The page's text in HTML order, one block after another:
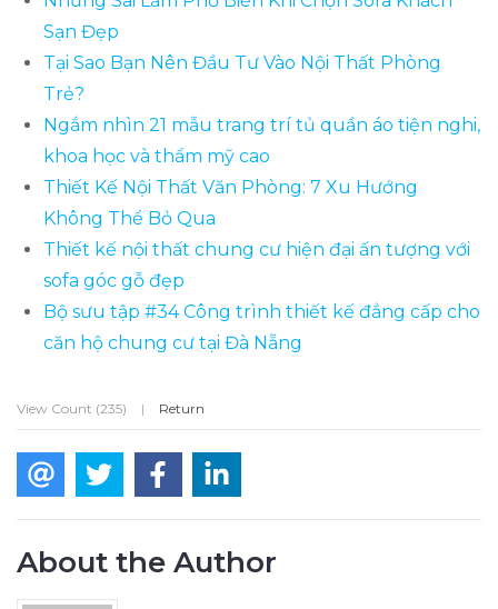
Sạn Đẹp
Tại Sao Bạn Nên Đầu Tư Vào Nội Thất Phòng
Trẻ?
Ngắm nhìn 21 mẫu trang trí tủ quần áo tiện nghi,
khoa học và thẩm mỹ cao
Thiết Kế Nội Thất Văn Phòng: 7 Xu Hướng
Không Thể Bỏ Qua
Thiết kế nội thất chung cư hiện đại ấn tượng với
sofa góc gỗ đẹp
Bộ sưu tập #34 Công trình thiết kế đẳng cấp cho
căn hộ chung cư tại Đà Nẵng
View Count (235) | Return
About the Author